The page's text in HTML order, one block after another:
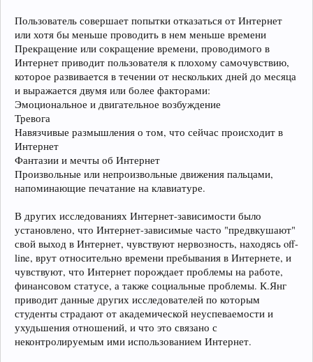
Пользователь совершает попытки отказаться от Интернет
или хотя бы меньше проводить в нем меньше времени
Прекращение или сокращение времени, проводимого в
Интернет приводит пользователя к плохому самочувствию,
которое развивается в течении от нескольких дней до месяца
и выражается двумя или более факторами:
Эмоциональное и двигательное возбуждение
Тревога
Навязчивые размышления о том, что сейчас происходит в
Интернет
Фантазии и мечты об Интернет
Произвольные или непроизвольные движения пальцами,
напоминающие печатание на клавиатуре.
В других исследованиях Интернет-зависимости было
установлено, что Интернет-зависимые часто "предвкушают"
свой выход в Интернет, чувствуют нервозность, находясь off-
line, врут относительно времени пребывания в Интернете, и
чувствуют, что Интернет порождает проблемы на работе,
финансовом статусе, а также социальные проблемы. К.Янг
приводит данные других исследователей по которым
студенты страдают от академической неуспеваемости и
ухудьшения отношений, и что это связано с
неконтролируемым ими использованием Интернет.